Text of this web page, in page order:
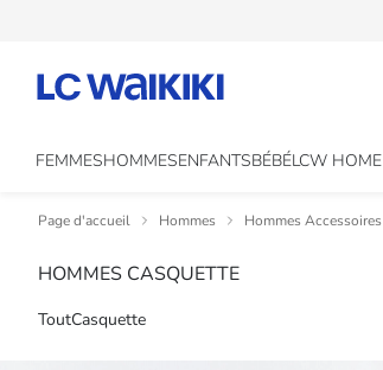
FEMMESHOMMESENFANTSBÉBÉLCW HOME
Page d'accueil Hommes Hommes Accessoires
HOMMES CASQUETTE
ToutCasquette